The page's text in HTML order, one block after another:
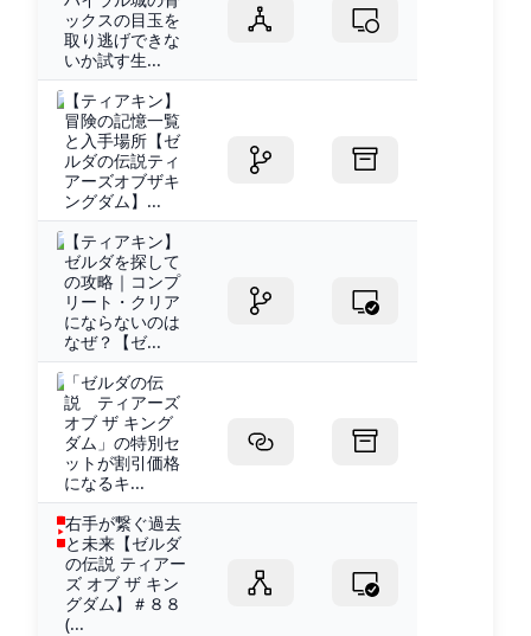
ックスの目玉を
取り逃げできな
いか試す生...
【ティアキン】
冒険の記憶一覧
と入手場所【ゼ
ルダの伝説ティ
アーズオブザキ
ングダム】...
【ティアキン】
ゼルダを探して
の攻略｜コンプ
リート・クリア
にならないのは
なぜ？【ゼ...
「ゼルダの伝
説 ティアーズ
オブ ザ キング
ダム」の特別セ
ットが割引価格
になるキ...
右手が繋ぐ過去
と未来【ゼルダ
の伝説 ティアー
ズ オブ ザ キン
グダム】＃８８
(...